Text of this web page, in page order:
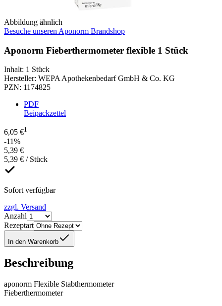
Abbildung ähnlich
Besuche unseren Aponorm Brandshop
Aponorm Fieberthermometer flexible 1 Stück
Inhalt: 1 Stück
Hersteller: WEPA Apothekenbedarf GmbH & Co. KG
PZN: 1174825
PDF
Beipackzettel
6,05 €1
-11%
5,39 €
5,39 € / Stück
Sofort verfügbar
zzgl. Versand
Anzahl
Rezeptart
In den Warenkorb
Beschreibung
aponorm Flexible Stabthermometer
Fieberthermometer